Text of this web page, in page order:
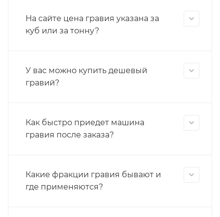
На сайте цена гравия указана за
куб или за тонну?
У вас можно купить дешевый
гравий?
Как быстро приедет машина
гравия после заказа?
Какие фракции гравия бывают и
где применяются?